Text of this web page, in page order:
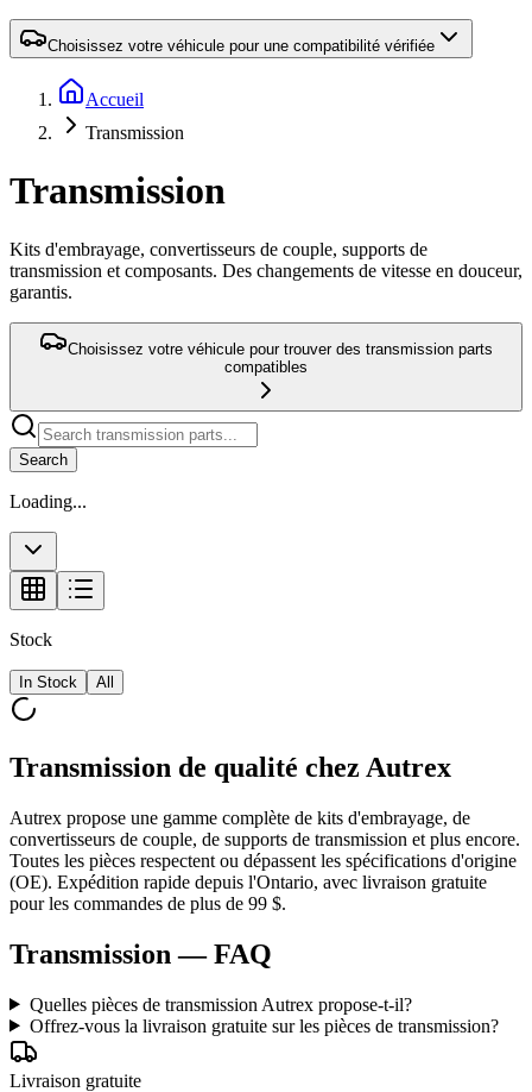
Choisissez votre véhicule pour une compatibilité vérifiée
Accueil
Transmission
Transmission
Kits d'embrayage, convertisseurs de couple, supports de
transmission et composants. Des changements de vitesse en douceur,
garantis.
Choisissez votre véhicule pour trouver des transmission parts
compatibles
Search
Loading...
Stock
In Stock All
Transmission de qualité chez Autrex
Autrex propose une gamme complète de kits d'embrayage, de
convertisseurs de couple, de supports de transmission et plus encore.
Toutes les pièces respectent ou dépassent les spécifications d'origine
(OE). Expédition rapide depuis l'Ontario, avec livraison gratuite
pour les commandes de plus de 99 $.
Transmission — FAQ
Quelles pièces de transmission Autrex propose-t-il?
Offrez-vous la livraison gratuite sur les pièces de transmission?
Livraison gratuite